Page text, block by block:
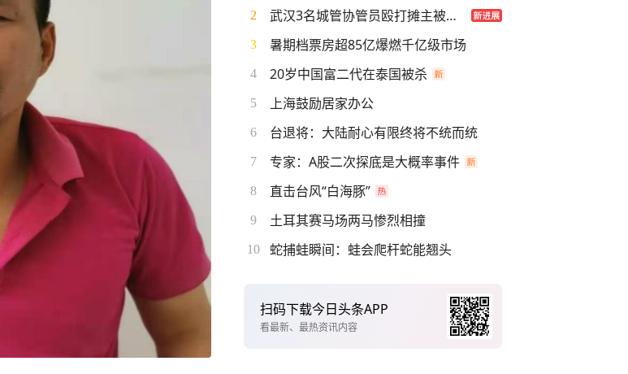
2 武汉3名城管协管员殴打摊主被刑拘
3 暑期档票房超85亿爆燃千亿级市场
4 20岁中国富二代在泰国被杀
5 上海鼓励居家办公
6 台退将：大陆耐心有限终将不统而统
7 专家：A股二次探底是大概率事件
8 直击台风“白海豚”
9 土耳其赛马场两马惨烈相撞
10 蛇捕蛙瞬间：蛙会爬杆蛇能翘头
扫码下载今日头条APP
看最新、最热资讯内容